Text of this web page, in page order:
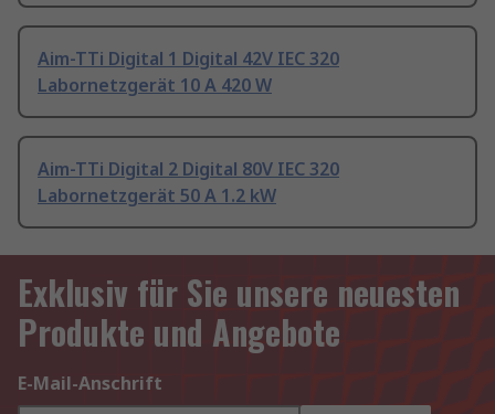
Aim-TTi Digital 1 Digital 42V IEC 320
Labornetzgerät 10 A 420 W
Aim-TTi Digital 2 Digital 80V IEC 320
Labornetzgerät 50 A 1.2 kW
Exklusiv für Sie unsere neuesten
Produkte und Angebote
E-Mail-Anschrift